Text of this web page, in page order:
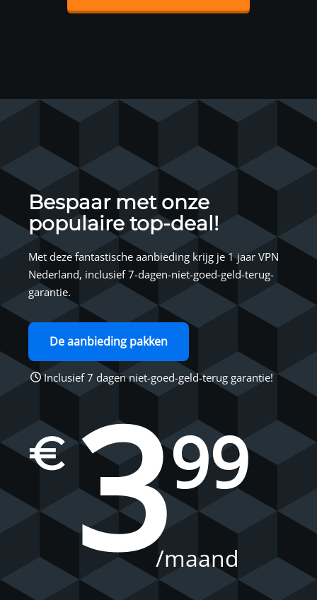
Bespaar met onze
populaire top-deal!
Met deze fantastische aanbieding krijg je 1 jaar VPN
Nederland, inclusief 7-dagen-niet-goed-geld-terug-
garantie.
De aanbieding pakken
Inclusief 7 dagen niet-goed-geld-terug garantie!
€399
/maand